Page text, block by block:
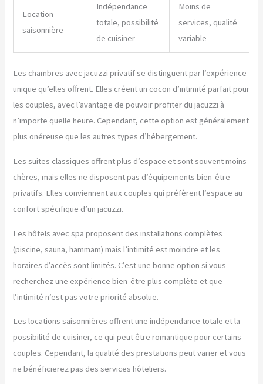
Location
saisonnière
Indépendance
totale, possibilité
de cuisiner
Moins de
services, qualité
variable
Les chambres avec jacuzzi privatif se distinguent par l’expérience
unique qu’elles offrent. Elles créent un cocon d’intimité parfait pour
les couples, avec l’avantage de pouvoir profiter du jacuzzi à
n’importe quelle heure. Cependant, cette option est généralement
plus onéreuse que les autres types d’hébergement.
Les suites classiques offrent plus d’espace et sont souvent moins
chères, mais elles ne disposent pas d’équipements bien-être
privatifs. Elles conviennent aux couples qui préfèrent l’espace au
confort spécifique d’un jacuzzi.
Les hôtels avec spa proposent des installations complètes
(piscine, sauna, hammam) mais l’intimité est moindre et les
horaires d’accès sont limités. C’est une bonne option si vous
recherchez une expérience bien-être plus complète et que
l’intimité n’est pas votre priorité absolue.
Les locations saisonnières offrent une indépendance totale et la
possibilité de cuisiner, ce qui peut être romantique pour certains
couples. Cependant, la qualité des prestations peut varier et vous
ne bénéficierez pas des services hôteliers.